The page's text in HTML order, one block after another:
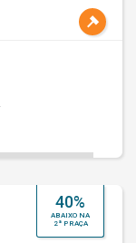
40%
ABAIXO NA
2ª PRAÇA